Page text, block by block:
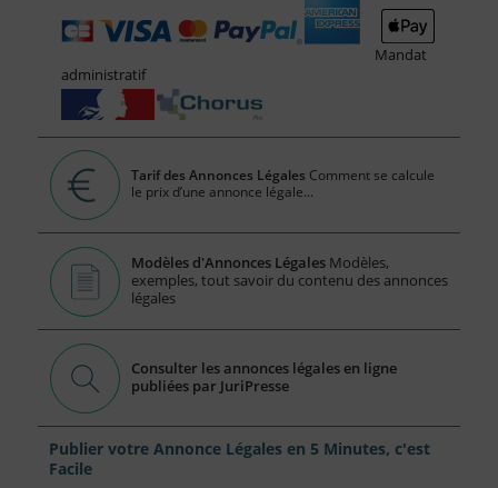
Mandat
administratif
Tarif des Annonces Légales Comment se calcule
le prix d’une annonce légale...
Modèles d'Annonces Légales Modèles,
exemples, tout savoir du contenu des annonces
légales
Consulter les annonces légales en ligne
publiées par JuriPresse
Publier votre Annonce Légales en 5 Minutes, c'est
Facile